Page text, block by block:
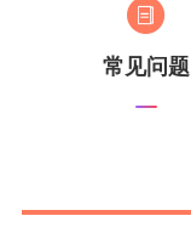
常见问题